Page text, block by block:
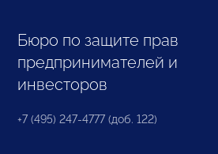
Бюро по защите прав
предпринимателей и
инвесторов
+7 (495) 247-4777 (доб. 122)